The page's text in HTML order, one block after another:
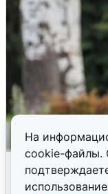
На
cookie-файлы.
мобильного